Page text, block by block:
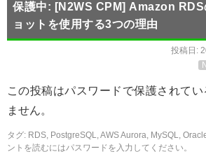
保護中: [N2WS CPM] Amazon RDS
ョットを使用する3つの理由
投稿日:
この投稿はパスワードで保護されてい
ません。
タグ: RDS, PostgreSQL,AWS Aurora, MySQL,
ントを読むにはパスワードを入力してください。